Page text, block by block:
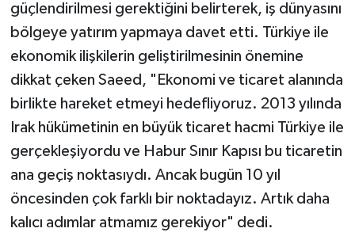
güçlendirilmesi gerektiğini belirterek, iş dünyasını
bölgeye yatırım yapmaya davet etti. Türkiye ile
ekonomik ilişkilerin geliştirilmesinin önemine
dikkat çeken Saeed, "Ekonomi ve ticaret alanında
birlikte hareket etmeyi hedefliyoruz. 2013 yılında
Irak hükümetinin en büyük ticaret hacmi Türkiye ile
gerçekleşiyordu ve Habur Sınır Kapısı bu ticaretin
ana geçiş noktasıydı. Ancak bugün 10 yıl
öncesinden çok farklı bir noktadayız. Artık daha
kalıcı adımlar atmamız gerekiyor" dedi.